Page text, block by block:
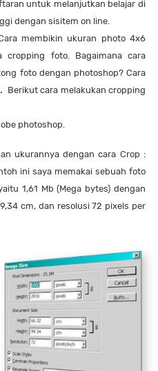
untuk melanjutkan belajar di
dengan sisitem on line.
membikin ukuran photo 4x6
cropping foto. Bagaimana cara
foto dengan photoshop? Cara
. Berikut cara melakukan cropping
photoshop.
ukurannya dengan cara Crop :
ini saya memakai sebuah foto
1,61 Mb (Mega bytes) dengan
cm, dan resolusi 72 pixels per